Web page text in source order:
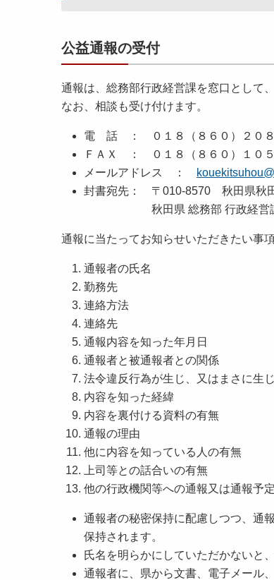
公益通報の受付
通報は、総務部行政経営課を窓口として
なお、相談も受け付けます。
電 話 ： ０１８（８６０）２０８
ＦＡＸ ： ０１８（８６０）１０５
メールアドレス ：
封書宛先： 〒010-8570 秋田県秋田
秋田県 総務部 行政経営課
通報に当たってお知らせいただきたい事
通報者の氏名
勤務先
連絡方法
連絡先
通報内容を知った年月日
通報者と被通報者との関係
法令違反行為が生じ、又はまさに生
内容を知った経緯
内容を裏付ける資料の有無
通報の理由
他に内容を知っている人の有無
上司等との話合いの有無
他の行政機関等への通報又は通報予
通報者の秘密保持に配慮しつつ、通
保持されます。
氏名を明らかにしていただかないと
通報者に、県から文書、電子メール